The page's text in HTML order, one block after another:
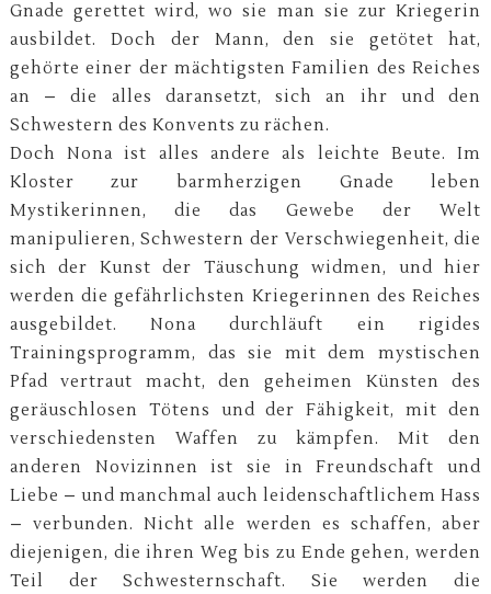
Gnade gerettet wird, wo sie man sie zur Kriegerin
ausbildet. Doch der Mann, den sie getötet hat,
gehörte einer der mächtigsten Familien des Reiches
an – die alles daransetzt, sich an ihr und den
Schwestern des Konvents zu rächen.
Doch Nona ist alles andere als leichte Beute. Im
Kloster zur barmherzigen Gnade leben
Mystikerinnen, die das Gewebe der Welt
manipulieren, Schwestern der Verschwiegenheit, die
sich der Kunst der Täuschung widmen, und hier
werden die gefährlichsten Kriegerinnen des Reiches
ausgebildet. Nona durchläuft ein rigides
Trainingsprogramm, das sie mit dem mystischen
Pfad vertraut macht, den geheimen Künsten des
geräuschlosen Tötens und der Fähigkeit, mit den
verschiedensten Waffen zu kämpfen. Mit den
anderen Novizinnen ist sie in Freundschaft und
Liebe – und manchmal auch leidenschaftlichem Hass
– verbunden. Nicht alle werden es schaffen, aber
diejenigen, die ihren Weg bis zu Ende gehen, werden
Teil der Schwesternschaft. Sie werden die